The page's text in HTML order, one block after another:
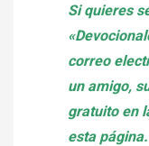
Si quieres
correo
un amigo,
gratuito en
esta